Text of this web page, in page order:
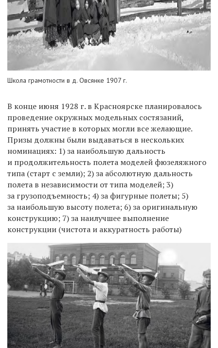
Школа грамотности в д. Овсянке 1907 г.
В конце июня 1928 г. в Красноярске планировалось
проведение окружных модельных состязаний,
принять участие в которых могли все желающие.
Призы должны были выдаваться в нескольких
номинациях: 1) за наибольшую дальность
и продолжительность полета моделей фюзеляжного
типа (старт с земли); 2) за абсолютную дальность
полета в независимости от типа моделей; 3)
за грузоподъемность; 4) за фигурные полеты; 5)
за наибольшую высоту полета; 6) за оригинальную
конструкцию; 7) за наилучшее выполнение
конструкции (чистота и аккуратность работы)